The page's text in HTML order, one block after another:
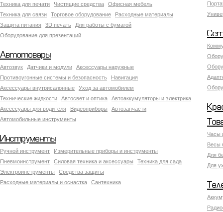
Техника для печати Чистящие средства
Офисная мебель
Техника для связи
Торговое оборудование
Расходные материалы
Защита питания
3D печать
Для работы с бумагой
Оборудование для презентаций
Автотовары
Автозвук Датчики и модули
Аксессуары наружные
Противоугонные системы и безопасность
Навигация
Аксесcуары внутрисалонные
Уход за автомобилем
Технические жидкости
Автосвет и оптика
Автоаккумуляторы и электрика
Аксессуары для водителя
Видеоприборы
Автозапчасти
Автомобильные инструменты
Часы
Весы
Для
Для
Инструменты
Ручной инструмент
Измерительные приборы и инструменты
Пневмоинструмент
Силовая техника и аксессуары
Техника для сада
Электроинструменты
Средства защиты
Расходные материалы и оснастка
Сантехника